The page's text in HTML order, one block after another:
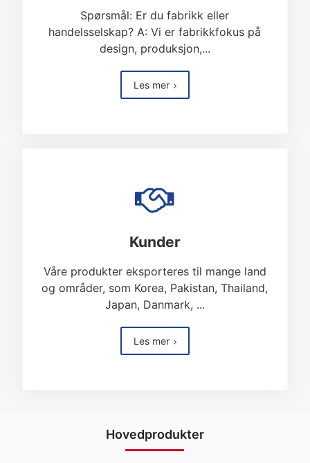
Spørsmål: Er du fabrikk eller
handelsselskap? A: Vi er fabrikkfokus på
design, produksjon,...
Les mer
Kunder
Våre produkter eksporteres til mange land
og områder, som Korea, Pakistan, Thailand,
Japan, Danmark, ...
Les mer
Hovedprodukter